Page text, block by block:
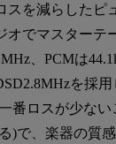
を減らしたピ
オでマスターテ
、PCMは
を採
番ロスが少な
)で、楽器の質